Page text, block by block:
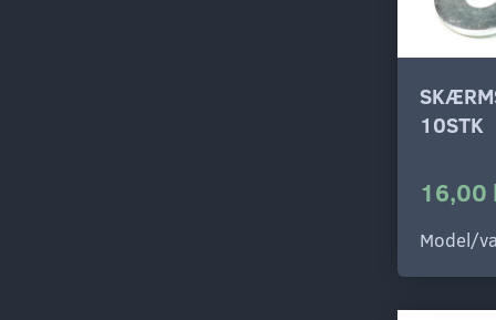
10STK
16,00
Model/